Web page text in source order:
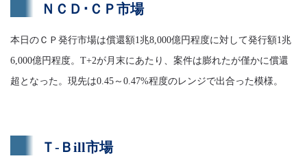
ＮＣＤ･ＣＰ市場
本日のＣＰ発行市場は償還額1兆8,000億円程度に対して発行額1兆
6,000億円程度。T+2が月末にあたり、案件は膨れたが僅かに償還
超となった。現先は0.45～0.47%程度のレンジで出合った模様。
Ｔ-Ｂill市場